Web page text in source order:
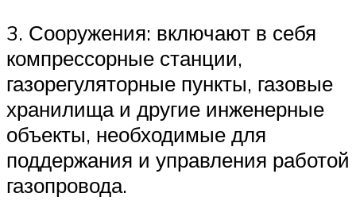
3. Сооружения: включают в себя
компрессорные станции,
газорегуляторные пункты, газовые
хранилища и другие инженерные
объекты, необходимые для
поддержания и управления работой
газопровода.